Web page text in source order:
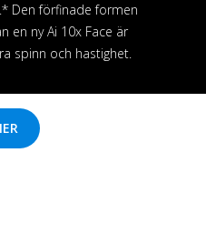
Den förfinade formen
en ny Ai 10x Face är
spinn och hastighet.